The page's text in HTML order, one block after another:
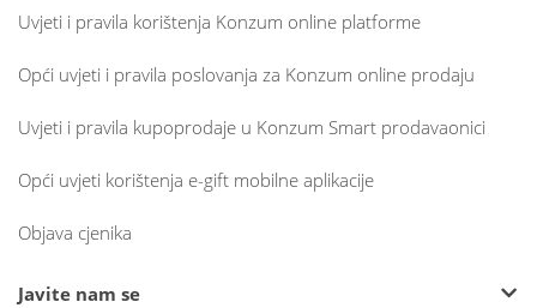
Uvjeti i pravila korištenja Konzum online platforme
Opći uvjeti i pravila poslovanja za Konzum online prodaju
Uvjeti i pravila kupoprodaje u Konzum Smart prodavaonici
Opći uvjeti korištenja e-gift mobilne aplikacije
Objava cjenika
Javite nam se